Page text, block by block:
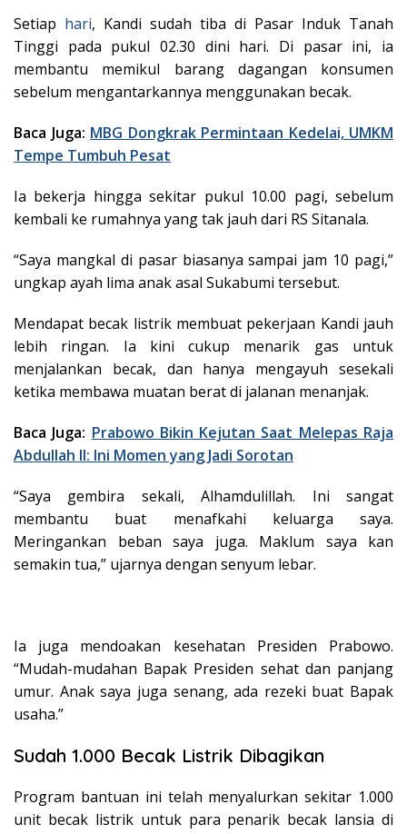
Setiap hari, Kandi sudah tiba di Pasar Induk Tanah
Tinggi pada pukul 02.30 dini hari. Di pasar ini, ia
membantu memikul barang dagangan konsumen
sebelum mengantarkannya menggunakan becak.
Baca Juga: MBG Dongkrak Permintaan Kedelai, UMKM
Tempe Tumbuh Pesat
Ia bekerja hingga sekitar pukul 10.00 pagi, sebelum
kembali ke rumahnya yang tak jauh dari RS Sitanala.
“Saya mangkal di pasar biasanya sampai jam 10 pagi,”
ungkap ayah lima anak asal Sukabumi tersebut.
Mendapat becak listrik membuat pekerjaan Kandi jauh
lebih ringan. Ia kini cukup menarik gas untuk
menjalankan becak, dan hanya mengayuh sesekali
ketika membawa muatan berat di jalanan menanjak.
Baca Juga: Prabowo Bikin Kejutan Saat Melepas Raja
Abdullah II: Ini Momen yang Jadi Sorotan
“Saya gembira sekali, Alhamdulillah. Ini sangat
membantu buat menafkahi keluarga saya.
Meringankan beban saya juga. Maklum saya kan
semakin tua,” ujarnya dengan senyum lebar.
Ia juga mendoakan kesehatan Presiden Prabowo.
“Mudah-mudahan Bapak Presiden sehat dan panjang
umur. Anak saya juga senang, ada rezeki buat Bapak
usaha.”
Sudah 1.000 Becak Listrik Dibagikan
Program bantuan ini telah menyalurkan sekitar 1.000
unit becak listrik untuk para penarik becak lansia di